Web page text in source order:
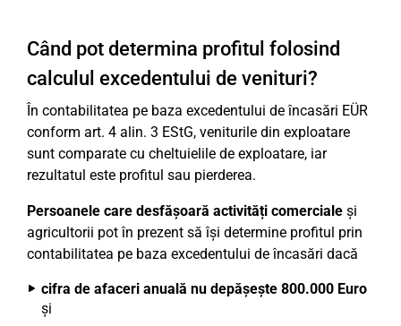
Când pot determina profitul folosind
calculul excedentului de venituri?
În contabilitatea pe baza excedentului de încasări EÜR
conform art. 4 alin. 3 EStG, veniturile din exploatare
sunt comparate cu cheltuielile de exploatare, iar
rezultatul este profitul sau pierderea.
Persoanele care desfășoară activități comerciale și
agricultorii pot în prezent să își determine profitul prin
contabilitatea pe baza excedentului de încasări dacă
cifra de afaceri anuală nu depășește 800.000 Euro
și